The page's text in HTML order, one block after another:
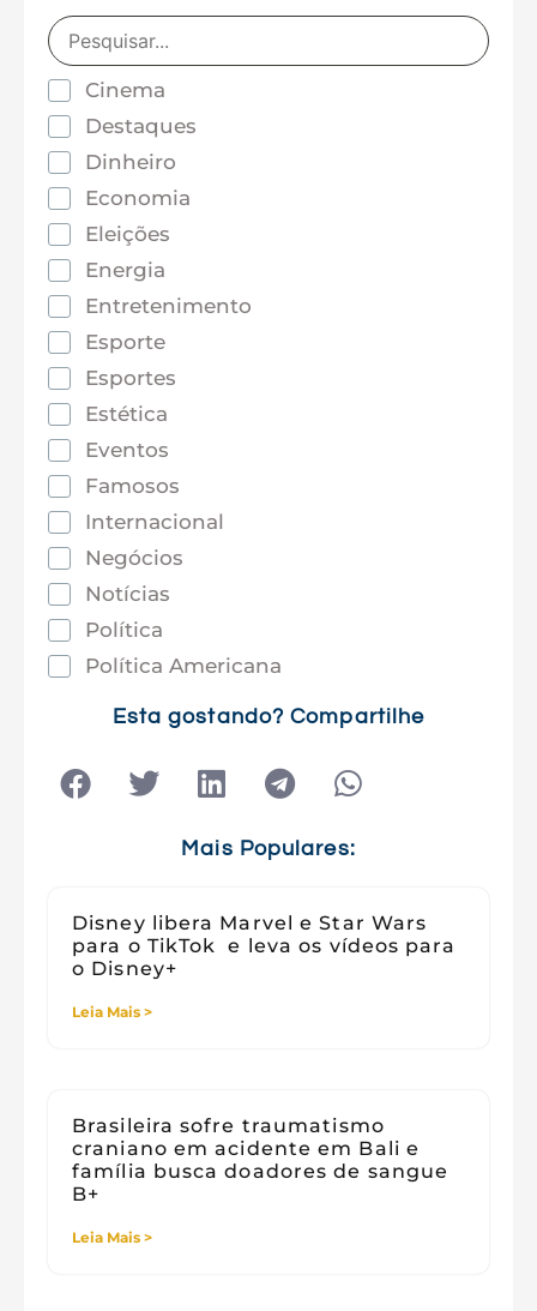
Cinema
Destaques
Dinheiro
Economia
Eleições
Energia
Entretenimento
Esporte
Esportes
Estética
Eventos
Famosos
Internacional
Negócios
Notícias
Política
Política Americana
Tecnologia
Esta gostando? Compartilhe
Mais Populares:
Disney libera Marvel e Star Wars
para o TikTok e leva os vídeos para
o Disney+
Leia Mais >
Brasileira sofre traumatismo
craniano em acidente em Bali e
família busca doadores de sangue
B+
Leia Mais >